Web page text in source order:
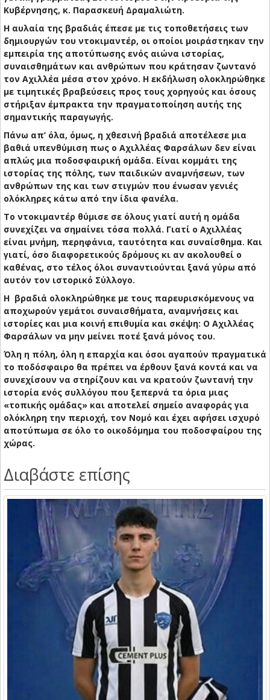
Κυβέρνησης, κ. Παρασκευή Δραμαλιώτη.
Η αυλαία της βραδιάς έπεσε με τις τοποθετήσεις των
δημιουργών του ντοκιμαντέρ, οι οποίοι μοιράστηκαν την
εμπειρία της αποτύπωσης ενός αιώνα ιστορίας,
συναισθημάτων και ανθρώπων που κράτησαν ζωντανό
τον Αχιλλέα μέσα στον χρόνο. Η εκδήλωση ολοκληρώθηκε
με τιμητικές βραβεύσεις προς τους χορηγούς και όσους
στήριξαν έμπρακτα την πραγματοποίηση αυτής της
σημαντικής παραγωγής.
Πάνω απ’ όλα, όμως, η χθεσινή βραδιά αποτέλεσε μια
βαθιά υπενθύμιση πως ο Αχιλλέας Φαρσάλων δεν είναι
απλώς μια ποδοσφαιρική ομάδα. Είναι κομμάτι της
ιστορίας της πόλης, των παιδικών αναμνήσεων, των
ανθρώπων της και των στιγμών που ένωσαν γενιές
ολόκληρες κάτω από την ίδια φανέλα.
Το ντοκιμαντέρ θύμισε σε όλους γιατί αυτή η ομάδα
συνεχίζει να σημαίνει τόσα πολλά. Γιατί ο Αχιλλέας
είναι μνήμη, περηφάνια, ταυτότητα και συναίσθημα. Και
γιατί, όσο διαφορετικούς δρόμους κι αν ακολουθεί ο
καθένας, στο τέλος όλοι συναντιούνται ξανά γύρω από
αυτόν τον ιστορικό Σύλλογο.
Η βραδιά ολοκληρώθηκε με τους παρευρισκόμενους να
αποχωρούν γεμάτοι συναισθήματα, αναμνήσεις και
ιστορίες και μια κοινή επιθυμία και σκέψη: Ο Αχιλλέας
Φαρσάλων να μην μείνει ποτέ ξανά μόνος του.
Όλη η πόλη, όλη η επαρχία και όσοι αγαπούν πραγματικά
το ποδόσφαιρο θα πρέπει να έρθουν ξανά κοντά και να
συνεχίσουν να στηρίζουν και να κρατούν ζωντανή την
ιστορία ενός συλλόγου που ξεπερνά τα όρια μιας
«τοπικής ομάδας» και αποτελεί σημείο αναφοράς για
ολόκληρη την περιοχή, τον Νομό και έχει αφήσει ισχυρό
αποτύπωμα σε όλο το οικοδόμημα του ποδοσφαίρου της
χώρας.
Διαβάστε επίσης